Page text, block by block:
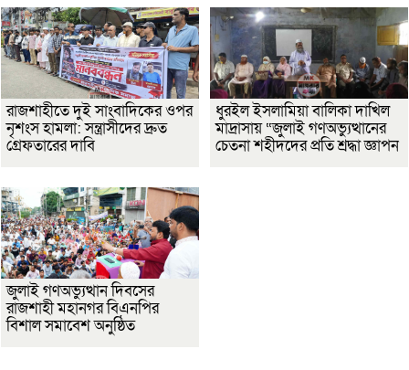
রাজশাহীতে দুই সাংবাদিকের ওপর
নৃশংস হামলা: সন্ত্রাসীদের দ্রুত
গ্রেফতারের দাবি
ধুরইল ইসলামিয়া বালিকা দাখিল
মাদ্রাসায় “জুলাই গণঅভ্যুত্থানের
চেতনা শহীদদের প্রতি শ্রদ্ধা জ্ঞাপন
জুলাই গণঅভ্যুত্থান দিবসের
রাজশাহী মহানগর বিএনপির
বিশাল সমাবেশ অনুষ্ঠিত